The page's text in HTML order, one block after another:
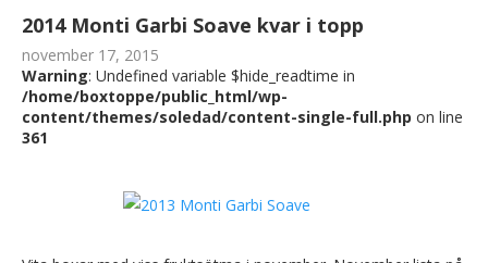
2014 Monti Garbi Soave kvar i topp
november 17, 2015
Warning: Undefined variable $hide_readtime in
/home/boxtoppe/public_html/wp-
content/themes/soledad/content-single-full.php on line
361